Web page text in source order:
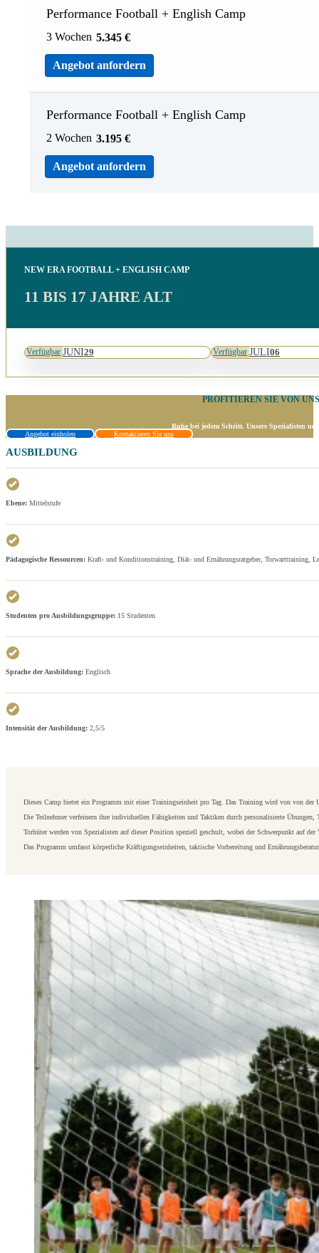
Performance Football + English Camp
3 Wochen 5.345 €
Angebot anfordern
Performance Football + English Camp
2 Wochen 3.195 €
Angebot anfordern
NEW ERA FOOTBALL + ENGLISH CAMP
11 BIS 17 JAHRE ALT
Verfügbar JUNI29 Verfügbar JULI06
PROFITIEREN SIE VON
Ruhe bei jedem Schritt. Unsere Spezialisten
Angebot einholen
Kontaktieren Sie uns
AUSBILDUNG
Ebene: Mittelstufe
Pädagogische Ressourcen: Kraft- und Konditionstraining, Diät- und Ernährungsratgeber, Torwarttraining,
Studenten pro Ausbildungsgruppe: 15 Studenten
Sprache der Ausbildung: Englisch
Intensität der Ausbildung: 2,5/5
Dieses Camp bietet ein Programm mit einer Trainingseinheit pro Tag. Das Training wird von von
Die Teilnehmer verfeinern ihre individuellen Fähigkeiten und Taktiken durch personalisierte
Torhüter werden von Spezialisten auf dieser Position speziell geschult, wobei der Schwerpunkt auf
Das Programm umfasst körperliche Kräftigungseinheiten, taktische Vorbereitung und